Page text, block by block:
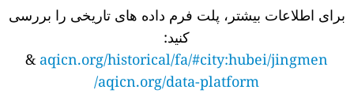
برای اطلاعات بیشتر، پلت فرم داده های تاریخی را بررسی
کنید:
aqicn.org/historical/fa/#city:hubei/jingmen
&
aqicn.org/data-platform/